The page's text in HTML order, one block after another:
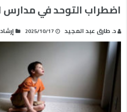
اضطراب التوحد في مدارس
د. طارق عبد المجيد 2025/10/17